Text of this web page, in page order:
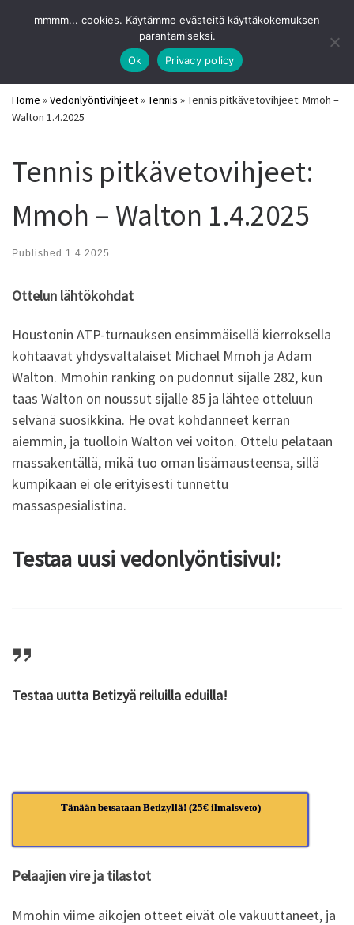
Skip to content
URHEILUVIIHDE
Parhaat pitkävetovihjeet ja vedonlyöntisivut 2026
Search
Home »Vedonlyöntivihjeet»Tennis »Tennis pitkävetovihjeet: Mmoh –
Walton 1.4.2025
Tennis pitkävetovihjeet:
Mmoh – Walton 1.4.2025
Published 1.4.2025
Ottelun lähtökohdat
Houstonin ATP-turnauksen ensimmäisellä kierroksella
kohtaavat yhdysvaltalaiset Michael Mmoh ja Adam
Walton. Mmohin ranking on pudonnut sijalle 282, kun
taas Walton on noussut sijalle 85 ja lähtee otteluun
selvänä suosikkina. He ovat kohdanneet kerran
aiemmin, ja tuolloin Walton vei voiton. Ottelu pelataan
massakentällä, mikä tuo oman lisämausteensa, sillä
kumpikaan ei ole erityisesti tunnettu
massaspesialistina.
Testaa uusi vedonlyöntisivu!:
Testaa uutta Betizyä reiluilla eduilla!
Tänään betsataan Betizyllä! (25€ ilmaisveto)
Pelaajien vire ja tilastot
Mmohin viime aikojen otteet eivät ole vakuuttaneet, ja
mmmm... cookies. Käytämme evästeitä käyttäkokemuksen
parantamiseksi.
Ok
Privacy policy